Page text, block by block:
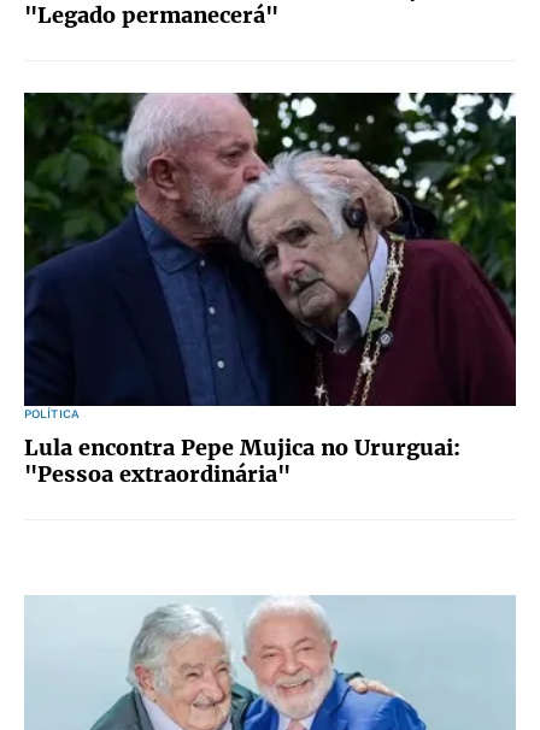
"Legado permanecerá"
POLÍTICA
Lula encontra Pepe Mujica no Ururguai:
"Pessoa extraordinária"